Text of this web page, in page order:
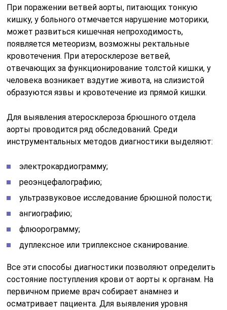
При поражении ветвей аорты, питающих тонкую
кишку, у больного отмечается нарушение моторики,
может развиться кишечная непроходимость,
появляется метеоризм, возможны ректальные
кровотечения. При атеросклерозе ветвей,
отвечающих за функционирование толстой кишки, у
человека возникает вздутие живота, на слизистой
образуются язвы и кровотечение из прямой кишки.
Для выявления атеросклероза брюшного отдела
аорты проводится ряд обследований. Среди
инструментальных методов диагностики выделяют:
электрокардиограмму;
реоэнцефалографию;
ультразвуковое исследование брюшной полости;
ангиографию;
флюорограмму;
дуплексное или триплексное сканирование.
Все эти способы диагностики позволяют определить
состояние поступления крови от аорты к органам. На
первичном приеме врач собирает анамнез и
осматривает пациента. Для выявления уровня